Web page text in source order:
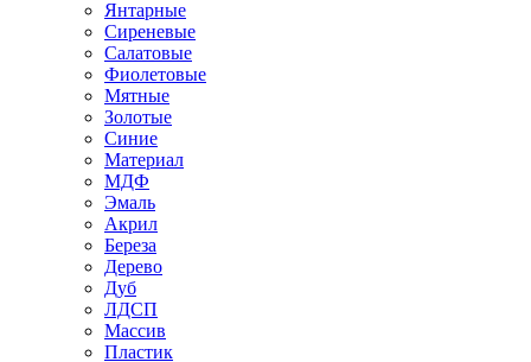
Янтарные
Сиреневые
Салатовые
Фиолетовые
Мятные
Золотые
Синие
Материал
МДФ
Эмаль
Акрил
Береза
Дерево
Дуб
ЛДСП
Массив
Пластик